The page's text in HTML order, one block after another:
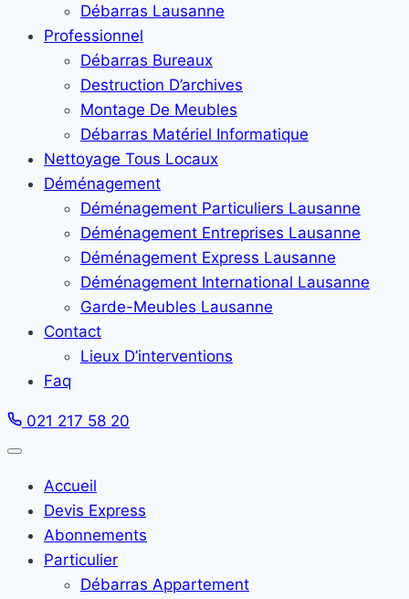
Débarras Lausanne
Professionnel
Débarras Bureaux
Destruction D’archives
Montage De Meubles
Débarras Matériel Informatique
Nettoyage Tous Locaux
Déménagement
Déménagement Particuliers Lausanne
Déménagement Entreprises Lausanne
Déménagement Express Lausanne
Déménagement International Lausanne
Garde-Meubles Lausanne
Contact
Lieux D’interventions
Faq
021 217 58 20
Accueil
Devis Express
Abonnements
Particulier
Débarras Appartement